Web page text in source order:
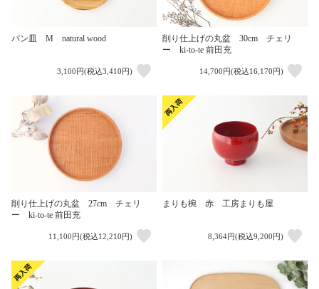
パン皿 M natural wood
3,100円(税込3,410円)
削り仕上げの丸盆 30cm チェリ
ー ki-to-te 前田充
14,700円(税込16,170円)
削り仕上げの丸盆 27cm チェリ
ー ki-to-te 前田充
11,100円(税込12,210円)
まりも椀 赤 工房まりも屋
8,364円(税込9,200円)